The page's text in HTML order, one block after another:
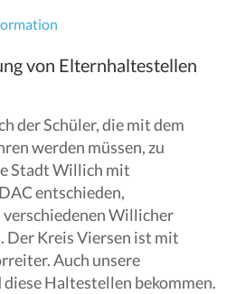
von Elternhaltestellen
der Schüler, die mit dem
werden müssen, zu
Stadt Willich mit
entschieden,
Willicher
Der Kreis Viersen ist mit
Auch unsere
Haltestellen bekommen.